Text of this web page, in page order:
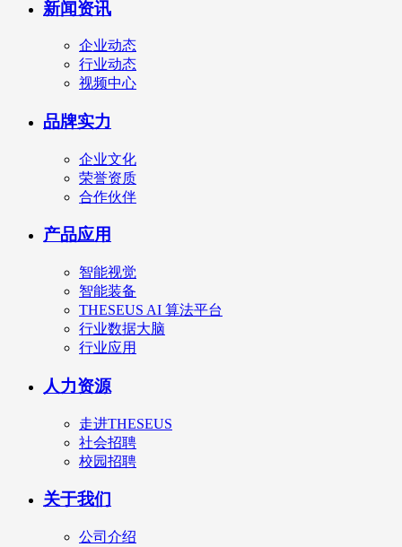
新闻资讯
企业动态
行业动态
视频中心
品牌实力
企业文化
荣誉资质
合作伙伴
产品应用
智能视觉
智能装备
THESEUS AI 算法平台
行业数据大脑
行业应用
人力资源
走进THESEUS
社会招聘
校园招聘
关于我们
公司介绍